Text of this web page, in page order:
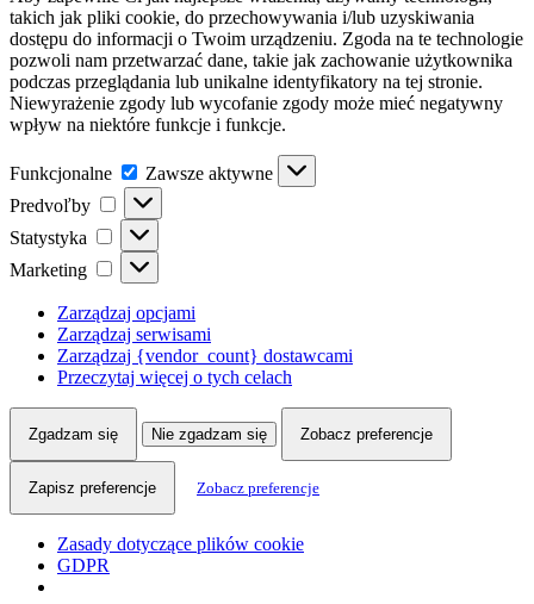
takich jak pliki cookie, do przechowywania i/lub uzyskiwania
dostępu do informacji o Twoim urządzeniu. Zgoda na te technologie
pozwoli nam przetwarzać dane, takie jak zachowanie użytkownika
podczas przeglądania lub unikalne identyfikatory na tej stronie.
Niewyrażenie zgody lub wycofanie zgody może mieć negatywny
wpływ na niektóre funkcje i funkcje.
Funkcjonalne Funkcjonalne
Zawsze aktywne
Predvoľby
Predvoľby
Statystyka Statystyka
Marketing Marketing
Zarządzaj opcjami
Zarządzaj serwisami
Zarządzaj {vendor_count} dostawcami
Przeczytaj więcej o tych celach
Zgadzam się Nie zgadzam się Zobacz preferencje
Zapisz preferencje Zobacz preferencje
Zasady dotyczące plików cookie
GDPR